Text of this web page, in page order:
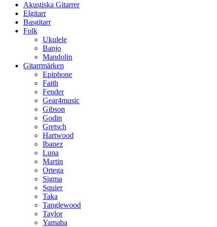
Akustiska Gitarrer
Elgitarr
Basgitarr
Folk
Ukulele
Banjo
Mandolin
Gitarrmärken
Epiphone
Faith
Fender
Gear4music
Gibson
Godin
Gretsch
Hartwood
Ibanez
Luna
Martin
Ortega
Sigma
Squier
Taka
Tanglewood
Taylor
Yamaha